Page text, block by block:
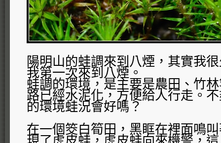
陽明山的蛙調來到八煙，其實我
我第一次來到八煙。
蛙調的環境，是主要是農田、竹
路已經水泥化，方便給人行走。
的環境蛙況會好嗎？
在一個筊白筍田，黑眶在裡面鳴